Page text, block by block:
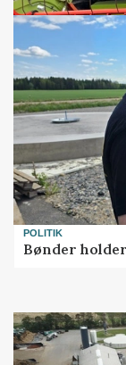
POLITIK
Bønder